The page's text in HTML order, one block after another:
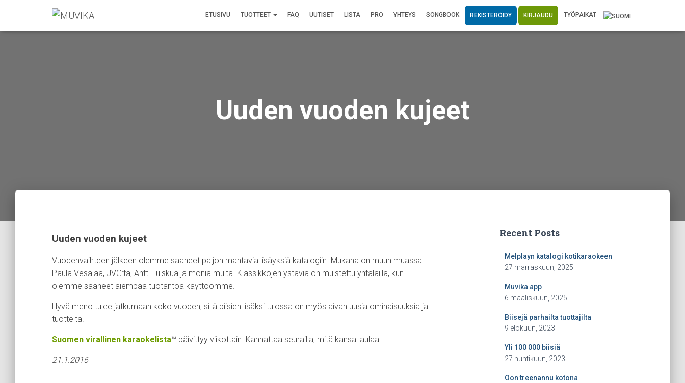
ETUSIVU TUOTTEET FAQ UUTISET LISTA PRO YHTEYS SONGBOOK REKISTERÖIDY KIRJAUDU TYÖPAIKAT
Uuden vuoden kujeet
Uuden vuoden kujeet
Vuodenvaihteen jälkeen olemme saaneet paljon mahtavia lisäyksiä katalogiin. Mukana on muun muassa
Paula Vesalaa, JVG:tä, Antti Tuiskua ja monia muita. Klassikkojen ystäviä on muistettu yhtälailla, kun
olemme saaneet aiempaa tuotantoa käyttöömme.
Hyvä meno tulee jatkumaan koko vuoden, sillä biisien lisäksi tulossa on myös aivan uusia ominaisuuksia ja
tuotteita.
Suomen virallinen karaokelista™ päivittyy viikottain. Kannattaa seurailla, mitä kansa laulaa.
21.1.2016
Recent Posts
Melplayn katalogi kotikaraokeen
27 marraskuun, 2025
Muvika app
6 maaliskuun, 2025
Biisejä parhailta tuottajilta
9 elokuun, 2023
Yli 100 000 biisiä
27 huhtikuun, 2023
Oon treenannu kotona